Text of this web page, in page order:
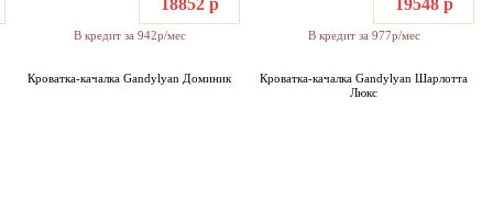
В кредит за 942р/мес В кредит за 977р/мес
Кроватка-качалка Gandylyan Доминик
Кроватка-качалка Gandylyan Шарлотта
Люкс